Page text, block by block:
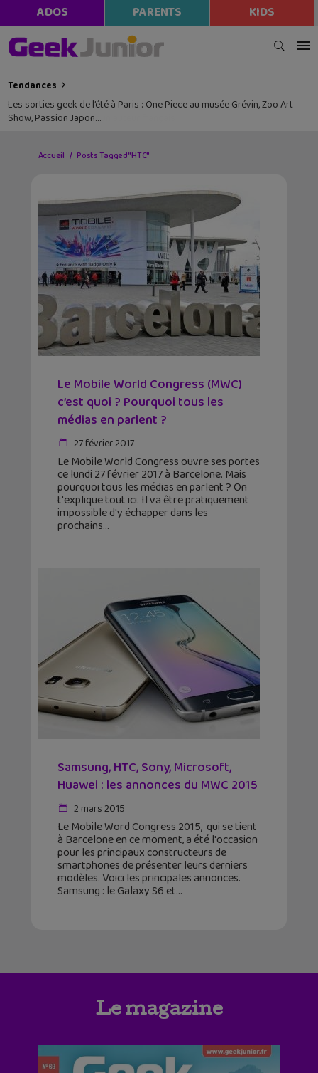
ADOS PARENTS KIDS
Tendances
Les sorties geek de l’été à Paris : One Piece au musée Grévin, Zoo Art
Show, Passion Japon…
Accueil Posts Tagged "HTC"
Le Mobile World Congress (MWC)
c’est quoi ? Pourquoi tous les
médias en parlent ?
27 février 2017
Le Mobile World Congress ouvre ses portes
ce lundi 27 février 2017 à Barcelone. Mais
pourquoi tous les médias en parlent ? On
t'explique tout ici. Il va être pratiquement
impossible d'y échapper dans les
prochains
Samsung, HTC, Sony, Microsoft,
Huawei : les annonces du MWC 2015
2 mars 2015
Le Mobile Word Congress 2015, qui se tient
à Barcelone en ce moment, a été l'occasion
pour les principaux constructeurs de
smartphones de présenter leurs derniers
modèles. Voici les principales annonces.
Samsung : le Galaxy S6 et
Le magazine